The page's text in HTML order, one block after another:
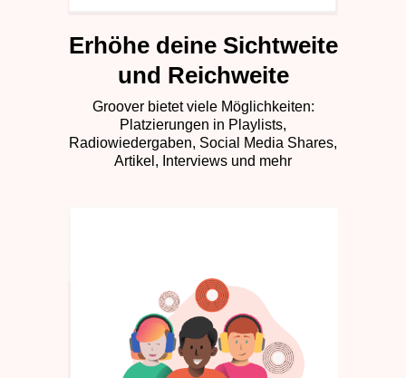
Erhöhe deine Sichtweite
und Reichweite
Groover bietet viele Möglichkeiten:
Platzierungen in Playlists,
Radiowiedergaben, Social Media Shares,
Artikel, Interviews und mehr